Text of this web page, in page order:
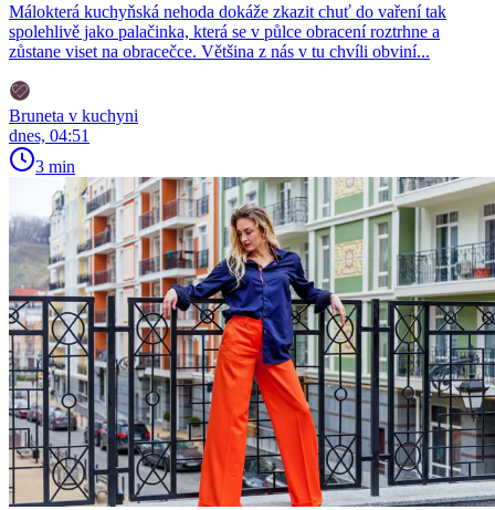
Málokterá kuchyňská nehoda dokáže zkazit chuť do vaření tak
spolehlivě jako palačinka, která se v půlce obracení roztrhne a
zůstane viset na obracečce. Většina z nás v tu chvíli obviní...
Bruneta v kuchyni
dnes, 04:51
3 min